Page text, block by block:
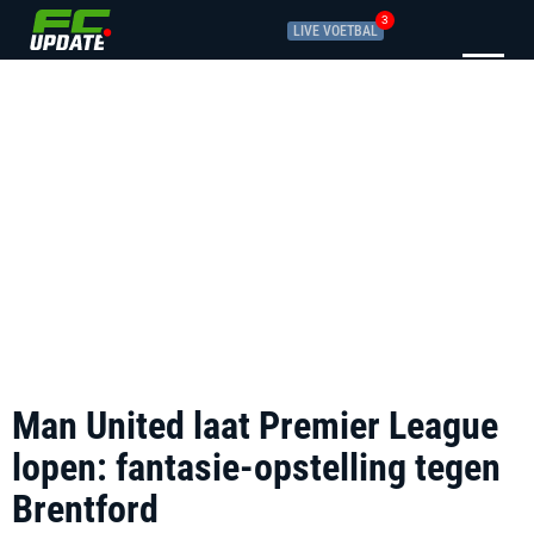
LIVE VOETBAL
3
Man United laat Premier League
lopen: fantasie-opstelling tegen
Brentford